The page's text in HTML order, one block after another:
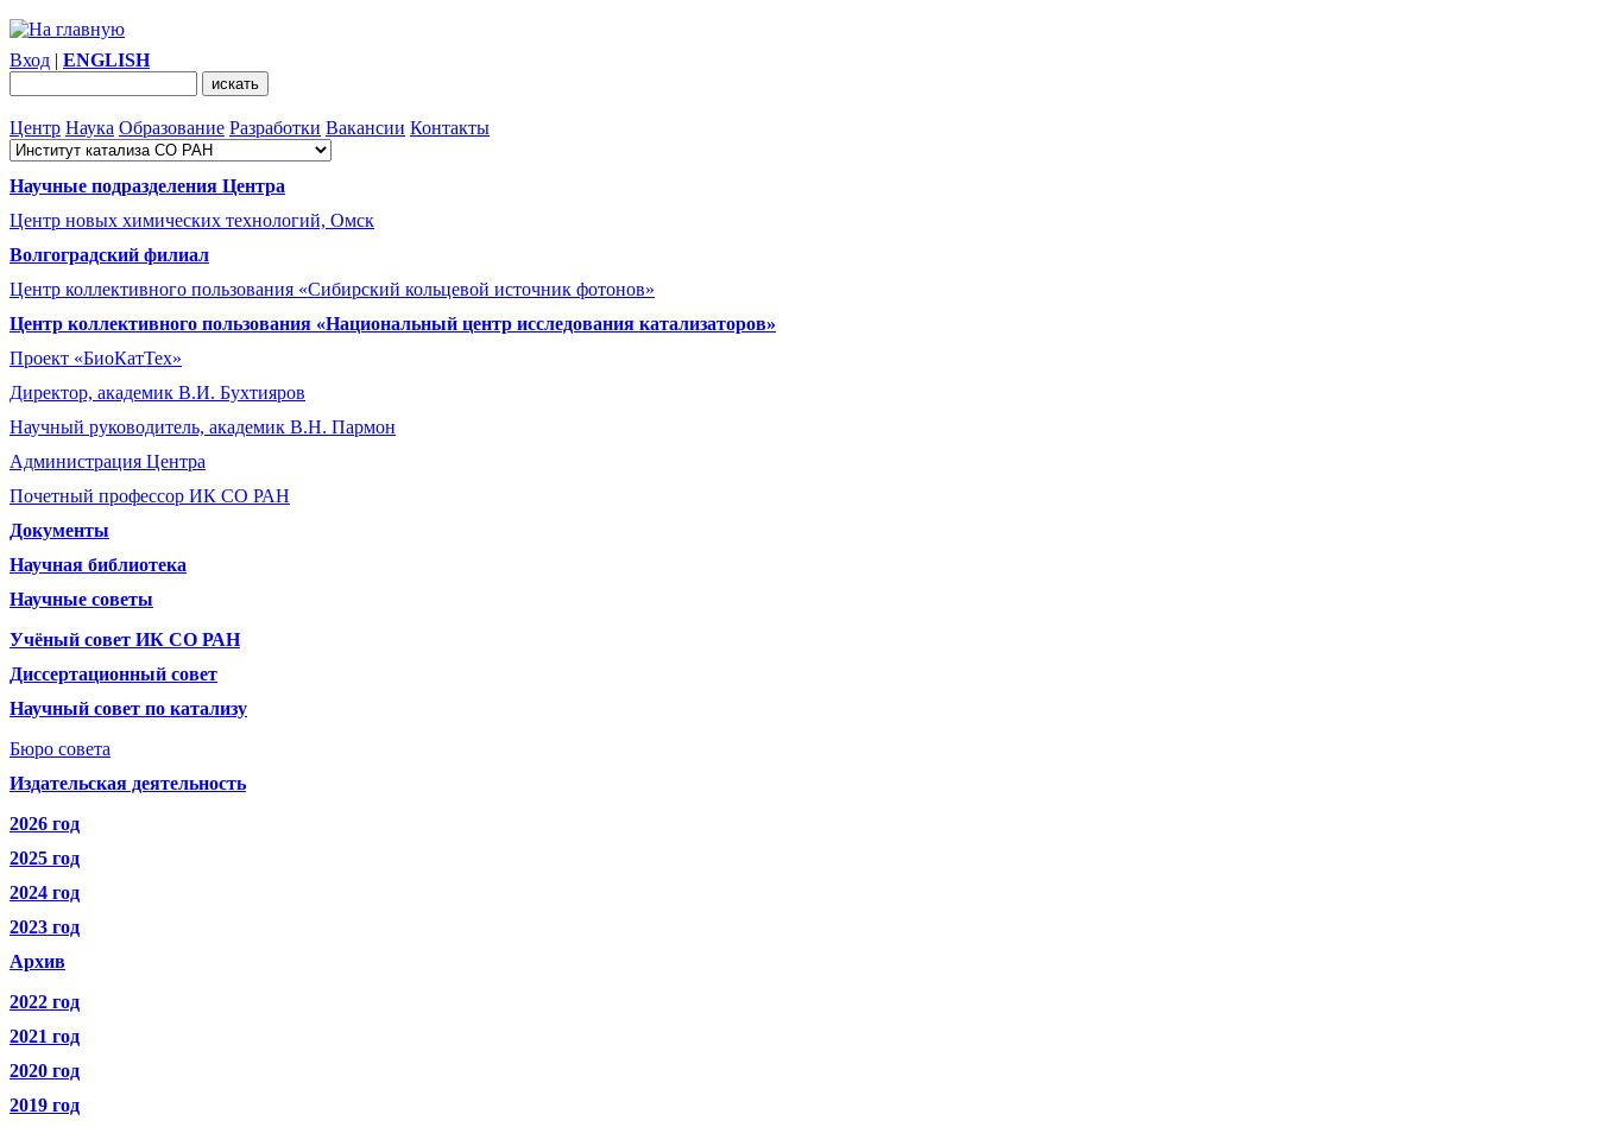
Вход | ENGLISH
Центр Наука Образование Разработки Вакансии Контакты
Научные подразделения Центра
Центр новых химических технологий, Омск
Волгоградский филиал
Центр коллективного пользования «Сибирский кольцевой источник фотонов»
Центр коллективного пользования «Национальный центр исследования катализаторов»
Проект «БиоКатТех»
Директор, академик В.И. Бухтияров
Научный руководитель, академик В.Н. Пармон
Администрация Центра
Почетный профессор ИК СО РАН
Документы
Научная библиотека
Научные советы
Учёный совет ИК СО РАН
Диссертационный совет
Научный совет по катализу
Бюро совета
Издательская деятельность
2026 год
2025 год
2024 год
2023 год
Архив
2022 год
2021 год
2020 год
2019 год